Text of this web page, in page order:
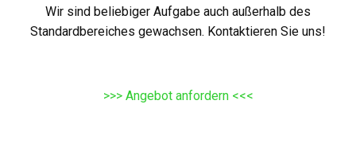
Wir sind beliebiger Aufgabe auch außerhalb des
Standardbereiches gewachsen. Kontaktieren Sie uns!
>>> Angebot anfordern <<<